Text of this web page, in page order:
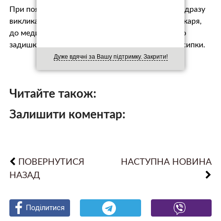
Дуже вдячні за Вашу підтримку. Закрити!
При появі симптомів застуди чи ГРВІ не варто відразу
викликати лікаря, зазначив експерт. На думку лікаря,
до медиків необхідно звертатися лише з появою
задишки, сплутаності свідомості та яскравої висипки.
Читайте також:
Залишити коментар:
ПОВЕРНУТИСЯ
НАЗАД
НАСТУПНА НОВИНА
Поділитися